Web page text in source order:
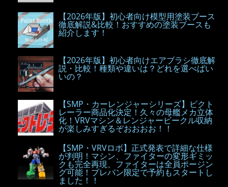
【2026年版】初心者向け模型用塗装ブース
徹底解説&比較！おすすめの塗装ブースも
紹介します！
【2026年版】初心者向けエアブラシ徹底解
説・比較！種類や違いは？どれを選べばい
いの？
【SMP・カーレンジャーシリーズ】ビクト
レーラー商品化決定！久々の母艦メカ立体
化！VRVマシン＆レンジャービークル収納
が楽しみすぎるぞおおおお！！
【SMP・VRVロボ】正式発表で詳細な仕様
が判明！マシン、ファイターの変形ギミッ
クも完全再現、ファイターは全員ポージン
グ可能！プレバン限定で予約もスタートし
ました！！